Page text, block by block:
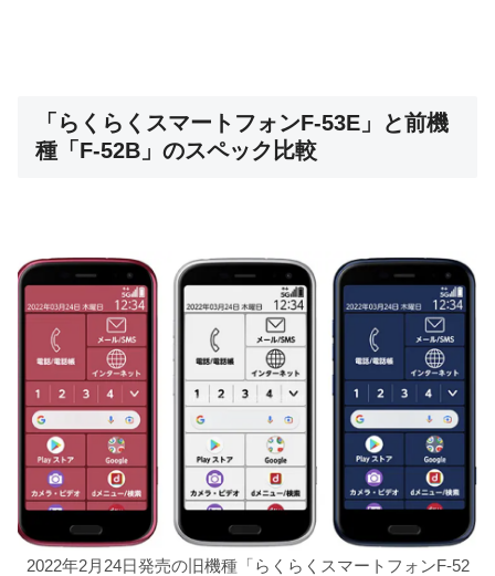
「らくらくスマートフォンF-53E」と前機
種「F-52B」のスペック比較
2022年2月24日発売の旧機種「らくらくスマートフォンF-52